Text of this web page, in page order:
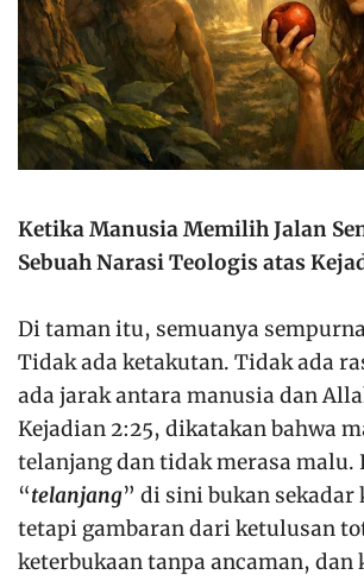
Ketika Manusia Memilih Jalan
Sebuah Narasi Teologis atas
Di taman itu, semuanya
Tidak ada ketakutan. Tidak ada
ada jarak antara manusia dan
Kejadian 2:25, dikatakan bahwa
telanjang dan tidak merasa malu.
“telanjang” di sini bukan
tetapi gambaran dari ketulusan
keterbukaan tanpa ancaman, dan